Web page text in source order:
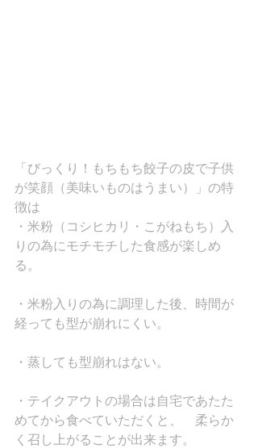
「びっくり！もちもち餃子の皮で子供
が笑顔（美味いものはうまい）」の特
徴は
・米粉（コシヒカリ・こがねもち）入
りの為にモチモチした食感が楽しめ
る。
・米粉入りの為に調理した後、時間が
経っても型が崩れにくい。
・蒸しても型崩れはない。
・テイクアウトの場合は自宅であたた
めてから食べていただくと、　柔らか
く召し上がることが出来ます。